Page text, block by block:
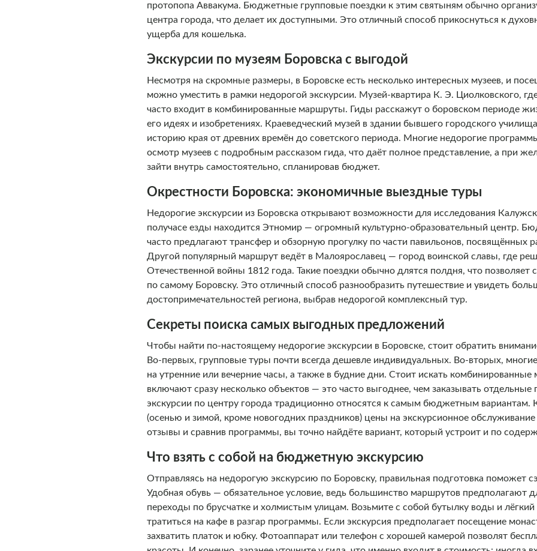
протопопа Аввакума. Бюджетные групповые поездки к этим святыням обычно
центра города, что делает их доступными. Это отличный способ прикоснуться к
ущерба для кошелька.
Экскурсии по музеям Боровска с выгодой
Несмотря на скромные размеры, в Боровске есть несколько интересных музеев, и
можно уместить в рамки недорогой экскурсии. Музей-квартира К. Э. Циолковского,
часто входит в комбинированные маршруты. Гиды расскажут о боровском периоде
его идеях и изобретениях. Краеведческий музей в здании бывшего городского
историю края от древних времён до советского периода. Многие недорогие
осмотр музеев с подробным рассказом гида, что даёт полное представление, а при
зайти внутрь самостоятельно, спланировав бюджет.
Окрестности Боровска: экономичные выездные туры
Недорогие экскурсии из Боровска открывают возможности для исследования
получасе езды находится Этномир — огромный культурно-образовательный центр.
часто предлагают трансфер и обзорную прогулку по части павильонов, посвящённых
Другой популярный маршрут ведёт в Малоярославец — город воинской славы, где
Отечественной войны 1812 года. Такие поездки обычно длятся полдня, что позволяет
по самому Боровску. Это отличный способ разнообразить путешествие и увидеть
достопримечательностей региона, выбрав недорогой комплексный тур.
Секреты поиска самых выгодных предложений
Чтобы найти по-настоящему недорогие экскурсии в Боровске, стоит обратить
Во-первых, групповые туры почти всегда дешевле индивидуальных. Во-вторых,
на утренние или вечерние часы, а также в будние дни. Стоит искать
включают сразу несколько объектов — это часто выгоднее, чем заказывать
экскурсии по центру города традиционно относятся к самым бюджетным вариантам.
(осенью и зимой, кроме новогодних праздников) цены на экскурсионное
отзывы и сравнив программы, вы точно найдёте вариант, который устроит и по
Что взять с собой на бюджетную экскурсию
Отправляясь на недорогую экскурсию по Боровску, правильная подготовка поможет
Удобная обувь — обязательное условие, ведь большинство маршрутов предполагают
переходы по брусчатке и холмистым улицам. Возьмите с собой бутылку воды и лёгкий
тратиться на кафе в разгар программы. Если экскурсия предполагает посещение
захватить платок и юбку. Фотоаппарат или телефон с хорошей камерой позволят